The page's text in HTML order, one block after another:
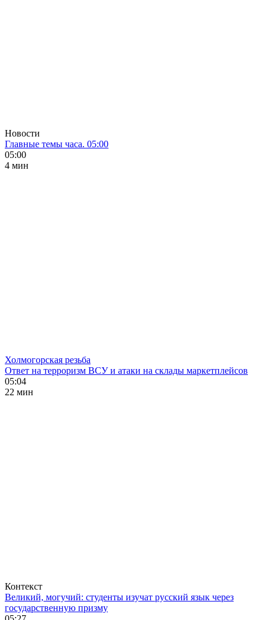
Новости
Главные темы часа. 05:00
05:00
4 мин
Холмогорская резьба
Ответ на терроризм ВСУ и атаки на склады маркетплейсов
05:04
22 мин
Контекст
Великий, могучий: студенты изучат русский язык через
государственную призму